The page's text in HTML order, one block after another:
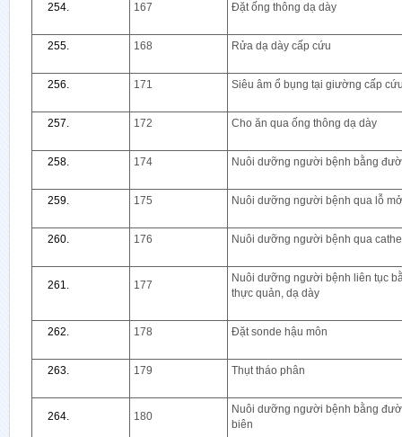
167 Đặt ống thông dạ dày
168 Rửa dạ dày cấp cứu
171 Siêu âm ổ bụng tại giường cấp
172 Cho ăn qua ống thông dạ dày
174 Nuôi dưỡng người bệnh bằng
175 Nuôi dưỡng người bệnh qua lỗ
176 Nuôi dưỡng người bệnh qua
177
Nuôi dưỡng người bệnh liên tục
thực quản, dạ dày
178 Đặt sonde hậu môn
179 Thụt tháo phân
180
Nuôi dưỡng người bệnh bằng
biên